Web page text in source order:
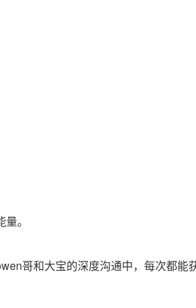
。
哥和大宝的深度沟通中，每次都能